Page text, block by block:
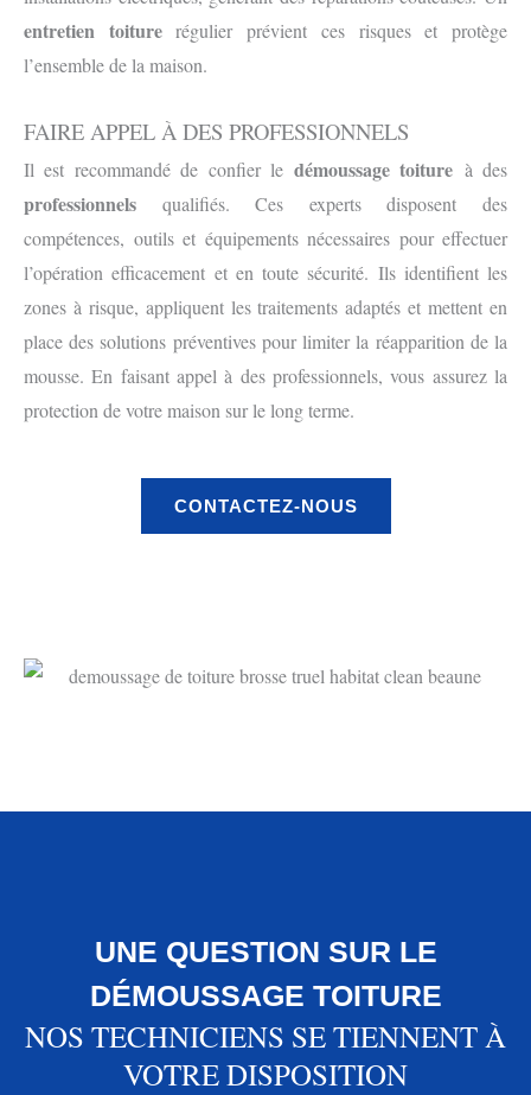
entretien toiturerégulier prévient ces risques et protège
l’ensemble de la maison.
FAIRE APPEL À DES PROFESSIONNELS
Il est recommandé de confier le démoussage toiture à des
professionnels qualifiés. Ces experts disposent des
compétences, outils et équipements nécessaires pour effectuer
l’opération efficacement et en toute sécurité. Ils identifient les
zones à risque, appliquent les traitements adaptés et mettent en
place des solutions préventives pour limiter la réapparition de la
mousse. En faisant appel à des professionnels, vous assurez la
protection de votre maison sur le long terme.
CONTACTEZ-NOUS
UNE QUESTION SUR LE
DÉMOUSSAGE TOITURE
NOS TECHNICIENS SE TIENNENT À
VOTRE DISPOSITION